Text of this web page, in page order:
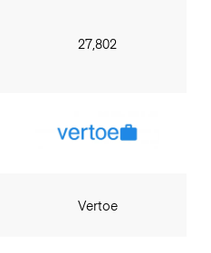
27,802
Vertoe